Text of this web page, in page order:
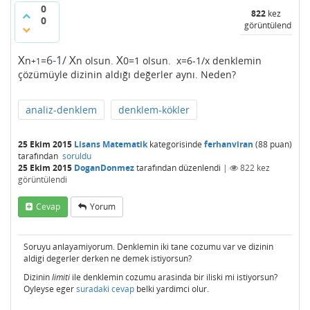
0
0
822 kez
görüntülendi
Xn+1=6-1/Xn olsun. X0=1 olsun. x=6-1/x denklemin
çözümüyle dizinin aldığı değerler aynı. Neden?
analiz-denklem denklem-kökler
25 Ekim 2015 Lisans Matematikkategorisinde ferhanviran (88 puan)
tarafından soruldu
25 Ekim 2015 DoganDonmeztarafındandüzenlendi | 822 kez
görüntülendi
Cevap Yorum
Soruyu anlayamiyorum. Denklemin iki tane cozumu var ve dizinin
aldigi degerler derken ne demek istiyorsun?
Dizininlimiti ile denklemin cozumu arasinda bir iliski mi istiyorsun?
Oyleyse egersuradaki cevap belki yardimci olur.